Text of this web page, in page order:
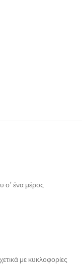
σ' ένα μέρος
με κυκλοφορίες